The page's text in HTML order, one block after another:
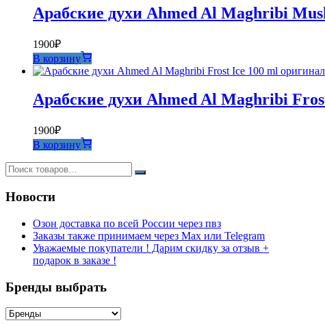
Арабские духи Ahmed Al Maghribi
1900₽
В корзину
Арабские духи Ahmed Al Maghribi
1900₽
В корзину
Новости
Озон доставка по всей России через пвз
Заказы также принимаем через Max или Telegram
Уважаемые покупатели ! Дарим скидку за отзыв +
подарок в заказе !
Бренды выбрать